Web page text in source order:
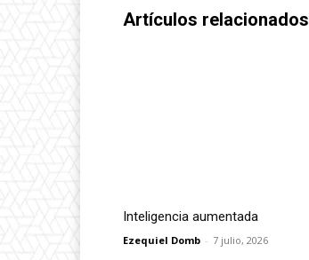
Artículos relacionados
Inteligencia aumentada
Ezequiel Domb - 7 julio, 2026